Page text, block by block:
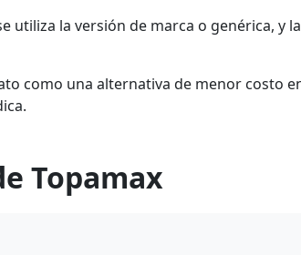
utiliza la versión de marca o genérica, y
como una alternativa de menor costo
Topamax